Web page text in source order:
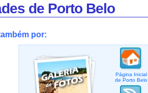
de Porto Belo
por:
Página Inicial
de Porto Belo